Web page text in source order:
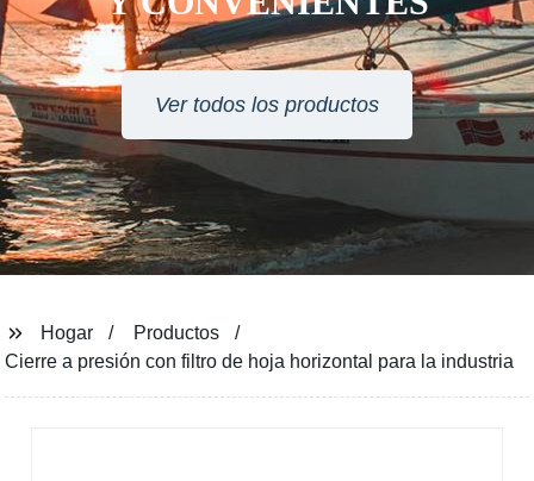
Ver todos los productos
Hogar
Productos
Cierre a presión con filtro de hoja horizontal para la industria